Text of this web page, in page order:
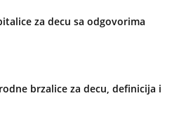
za decu sa odgovorima
brzalice za decu, definicija i